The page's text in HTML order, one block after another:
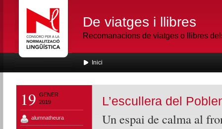
De viatges i llibres
Recomanacions de viatges o llibres
Inici
19 GENER
2019
alumnatheura
L’escullera del
Un espai de calma al